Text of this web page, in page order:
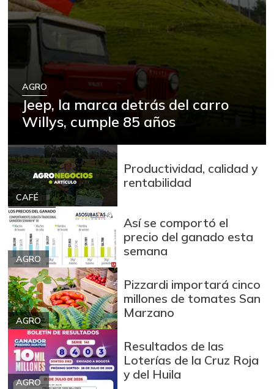
AGRO
Jeep, la marca detrás del carro
Willys, cumple 85 años
CAFÉ
Productividad, calidad y
rentabilidad
AGRO
Así se comportó el
precio del ganado esta
semana
AGRO
Pizzardi importará cinco
millones de tomates San
Marzano
AGRO
Resultados de las
Loterías de la Cruz Roja
y del Huila